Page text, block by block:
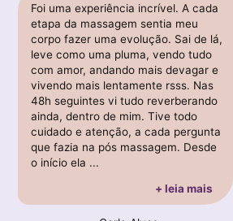
Foi uma experiência incrível. A cada
etapa da massagem sentia meu
corpo fazer uma evolução. Sai de lá,
leve como uma pluma, vendo tudo
com amor, andando mais devagar e
vivendo mais lentamente rsss. Nas
48h seguintes vi tudo reverberando
ainda, dentro de mim. Tive todo
cuidado e atenção, a cada pergunta
que fazia na pós massagem. Desde
o início ela ...
+ leia mais